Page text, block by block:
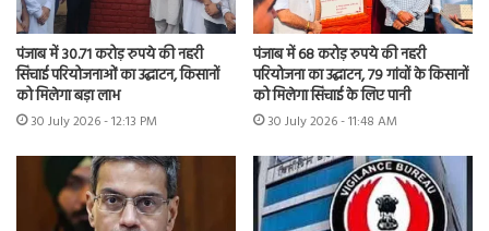
पंजाब में 30.71 करोड़ रुपये की नहरी
सिंचाई परियोजनाओं का उद्घाटन, किसानों
को मिलेगा बड़ा लाभ
30 July 2026 - 12:13 PM
पंजाब में 68 करोड़ रुपये की नहरी
परियोजना का उद्घाटन, 79 गांवों के किसानों
को मिलेगा सिंचाई के लिए पानी
30 July 2026 - 11:48 AM